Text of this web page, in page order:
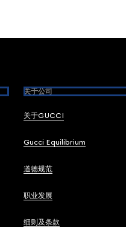
关于公司
关于GUCCI
Gucci Equilibrium
道德规范
职业发展
细则及条款